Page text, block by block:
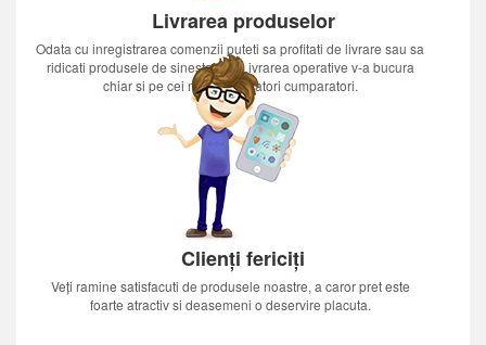
Livrarea produselor
Odata cu inregistrarea comenzii puteti sa profitati de livrare sau sa
ridicati produsele de sinestatator.Livrarea operative v-a bucura
chiar si pe cei mai nerabdatori cumparatori.
Clienți fericiți
Veți ramine satisfacuti de produsele noastre, a caror pret este
foarte atractiv si deasemeni o deservire placuta.